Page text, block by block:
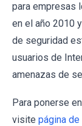
para empresas
en el año 2010
de seguridad
usuarios de
amenazas de
Para ponerse
visite página